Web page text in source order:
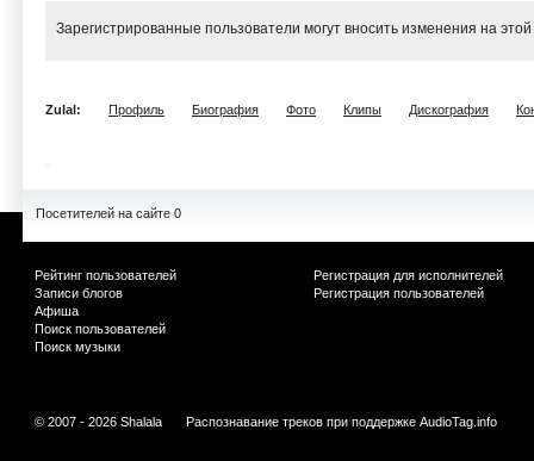
Зарегистрированные пользователи могут вносить изменения на
Zulal: Профиль Биография Фото Клипы Дискография
Посетителей на сайте 0
Рейтинг пользователей
Записи блогов
Афиша
Поиск пользователей
Поиск музыки
Регистрация для исполнителей
Регистрация пользователей
© 2007 - 2026 Shalala Распознавание треков при поддержке AudioTag.info